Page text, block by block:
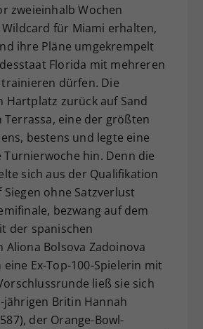
zweieinhalb Wochen
für Miami erhalten,
ihre Pläne umgekrempelt
Florida mit mehreren
dürfen. Die
Hartplatz zurück auf Sand
Terrassa, eine der größten
bestens und legte eine
Turnierwoche hin. Denn die
sich aus der Qualifikation
ohne Satzverlust
bezwang auf dem
der spanischen
Aliona Bolsova Zadoinova
eine Ex-Top-100-Spielerin mit
ließ sie sich
jährigen Britin Hannah
der Orange-Bowl-